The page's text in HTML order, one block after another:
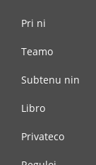
Pri ni
Teamo
Subtenu nin
Libro
Privateco